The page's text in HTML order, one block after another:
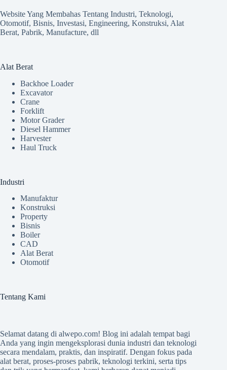
Website Yang Membahas Tentang Industri, Teknologi,
Otomotif, Bisnis, Investasi, Engineering, Konstruksi, Alat
Berat, Pabrik, Manufacture, dll
Alat Berat
Backhoe Loader
Excavator
Crane
Forklift
Motor Grader
Diesel Hammer
Harvester
Haul Truck
Industri
Manufaktur
Konstruksi
Property
Bisnis
Boiler
CAD
Alat Berat
Otomotif
Tentang Kami
Selamat datang di alwepo.com! Blog ini adalah tempat bagi
Anda yang ingin mengeksplorasi dunia industri dan teknologi
secara mendalam, praktis, dan inspiratif. Dengan fokus pada
alat berat, proses-proses pabrik, teknologi terkini, serta tips